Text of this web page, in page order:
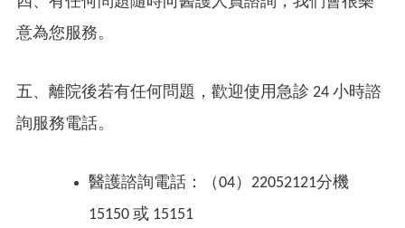
意為您服務。
五、離院後若有任何問題，歡迎使用急診 24 小時諮
詢服務電話。
醫護諮詢電話：（04）22052121分機
15150 或 15151